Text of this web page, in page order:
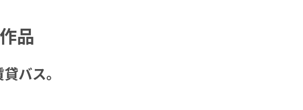
品
バス。